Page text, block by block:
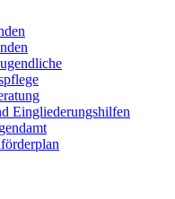
Eingliederungshilfen